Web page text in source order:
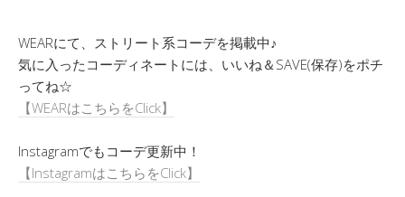
WEARにて、ストリート系コーデを掲載中♪
気に入ったコーディネートには、いいね＆SAVE(保存)をポチ
ってね☆
【WEARはこちらをClick】
Instagramでもコーデ更新中！
【InstagramはこちらをClick】